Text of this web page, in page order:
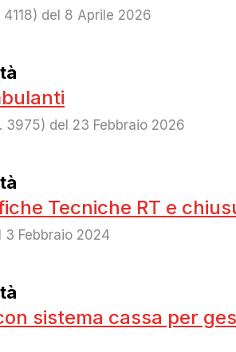
del 8 Aprile 2026
3975) del 23 Febbraio 2026
Tecniche RT e
3 Febbraio 2024
sistema cassa per